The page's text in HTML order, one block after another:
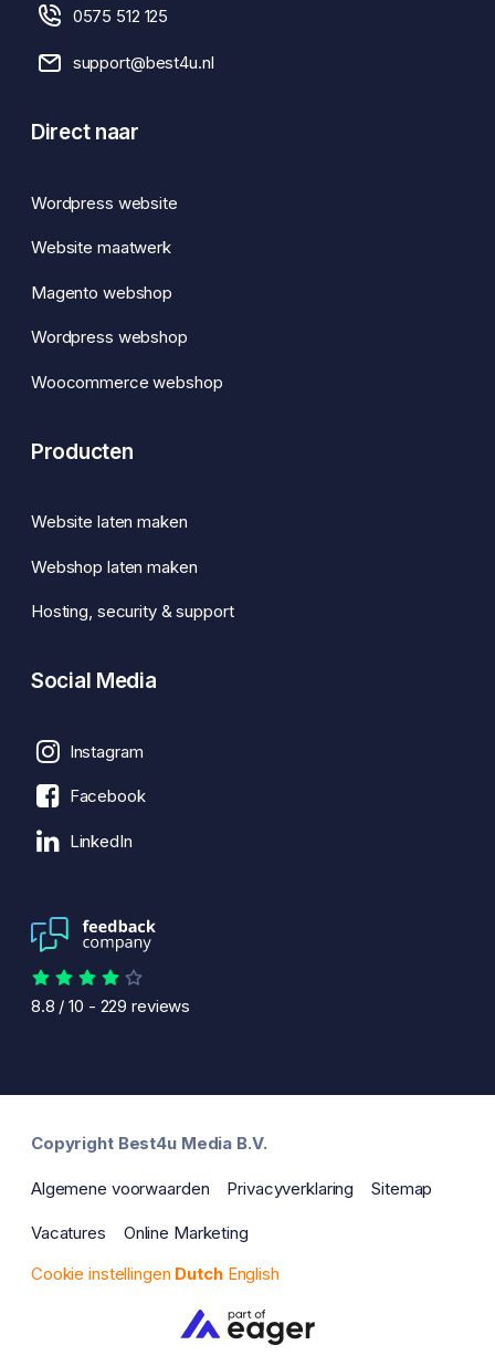
0575 512 125
support@best4u.nl
Direct naar
Wordpress website
Website maatwerk
Magento webshop
Wordpress webshop
Woocommerce webshop
Producten
Website laten maken
Webshop laten maken
Hosting, security & support
Social Media
Instagram
Facebook
LinkedIn
8.8 /10 - 229 reviews
Copyright Best4u Media B.V.
Algemene voorwaarden Privacyverklaring Sitemap
Vacatures
Online Marketing
Cookie instellingen Dutch English